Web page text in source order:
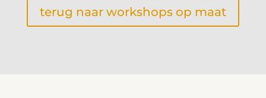
terug naar workshops op maat